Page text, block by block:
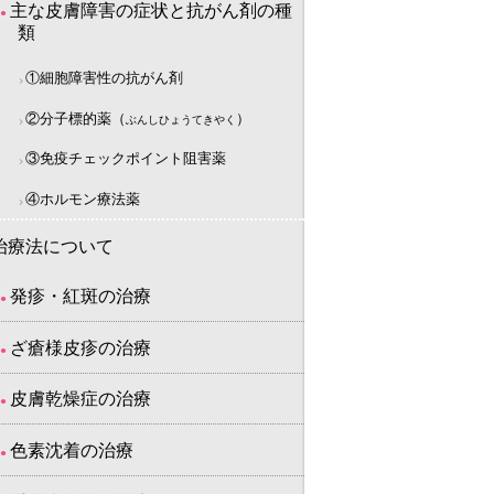
主な皮膚障害の症状と抗がん剤の種
類
①細胞障害性の抗がん剤
②分子標的薬（ ぶんしひょうてきやく ）
③免疫チェックポイント阻害薬
④ホルモン療法薬
療法について
発疹・紅斑の治療
ざ瘡様皮疹の治療
皮膚乾燥症の治療
色素沈着の治療